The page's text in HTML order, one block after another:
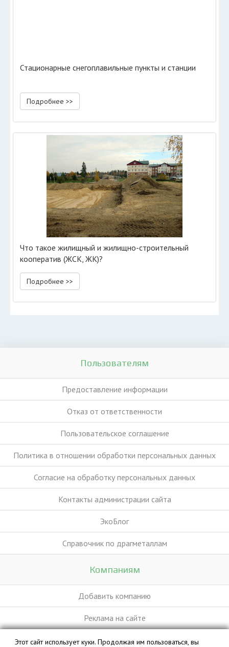
Стационарные снегоплавильные пункты и станции
Подробнее >>
Что такое жилищный и жилищно-строительный
кооператив (ЖСК, ЖК)?
Подробнее >>
Пользователям
Предоставление информации
Отказ от ответственности
Пользовательское соглашение
Политика в отношении обработки персональных данных
Согласие на обработку персональных данных
Контакты администрации сайта
ЭкоБлог
Справочник по драгметаллам
Компаниям
Добавить компанию
Реклама на сайте
Этот сайт использует куки. Продолжая им пользоваться, вы